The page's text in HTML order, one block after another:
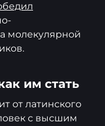
молекулярной
им стать
от латинского
с высшим